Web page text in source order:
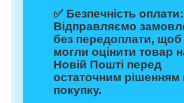
✅ Безпечність оплати:
Відправляємо
без передоплати, щоб
могли оцінити товар
Новій Пошті перед
остаточним рішенням
покупку.